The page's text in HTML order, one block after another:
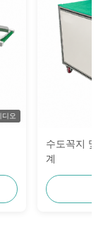
디오
수도꼭지 및
계